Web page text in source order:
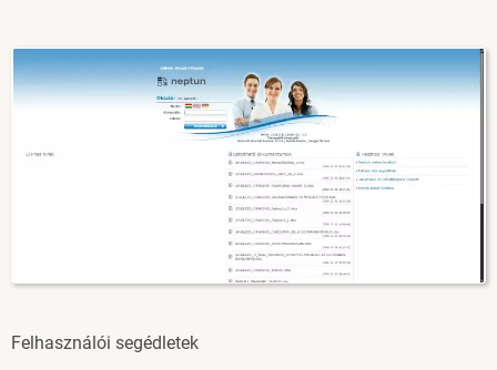
Image
Felhasználói segédletek